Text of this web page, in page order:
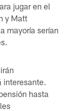
jugar en el
y Matt
mayoría serían
interesante.
hasta